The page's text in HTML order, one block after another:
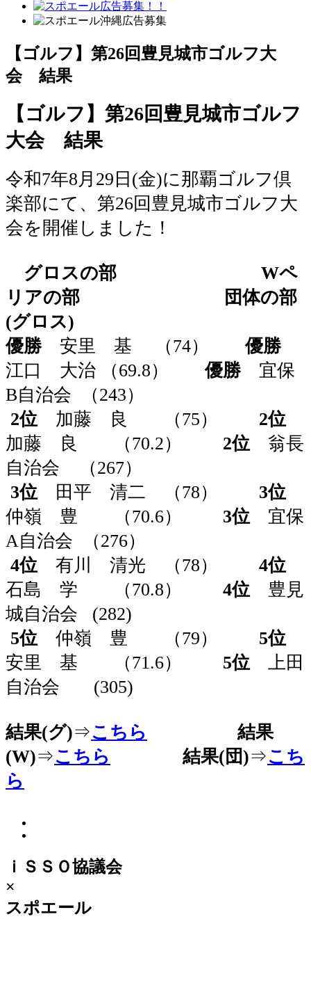
【ゴルフ】第26回豊見城市ゴルフ大
会 結果
【ゴルフ】第26回豊見城市ゴルフ
大会 結果
令和7年8月29日(金)に那覇ゴルフ倶
楽部にて、第26回豊見城市ゴルフ大
会を開催しました！
グロスの部
Wペ
リアの部
団体の部
(グロス)
優勝安里 基 （74）優勝
江口 大治 （69.8）優勝宜保
B自治会 （243）
2位加藤 良 （75）
2位
加藤 良 （70.2）
2位翁長
自治会 （267）
3位田平 清二 （78）
3位
仲嶺 豊 （70.6）
3位宜保
A自治会 （276）
4位有川 清光 （78）
4位
石島 学 （70.8） 4位豊見
城自治会 (282)
5位仲嶺 豊 （79）
5位
安里 基 （71.6） 5位上田
自治会 (305)
結果(グ)⇒こちら
結果
(W)⇒こちら 結果(団)⇒こち
ら
ｉＳＳＯ協議会
×
スポエール